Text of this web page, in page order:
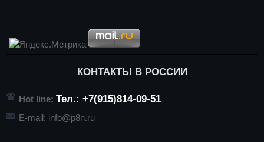
КОНТАКТЫ В РОССИИ
Hot line: Тел.: +7(915)814-09-51
E-mail: info@p8n.ru